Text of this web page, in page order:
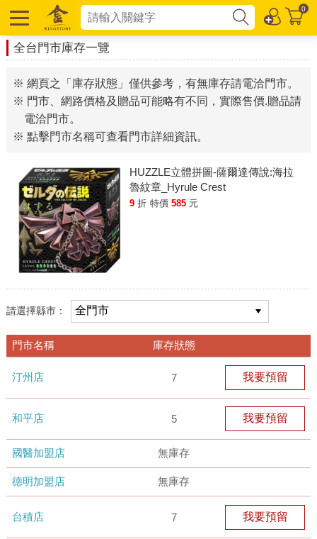
0
全台門市庫存一覽
※ 網頁之「庫存狀態」僅供參考，有無庫存請電洽門市。
※ 門市、網路價格及贈品可能略有不同，實際售價.贈品請
電洽門市。
※ 點擊門市名稱可查看門市詳細資訊。
HUZZLE立體拼圖-薩爾達傳說:海拉
魯紋章_Hyrule Crest
9 折 特價 585 元
請選擇縣市：
門市名稱 庫存狀態
汀州店 7 我要預留
和平店 5 我要預留
國醫加盟店 無庫存
德明加盟店 無庫存
台積店 7 我要預留